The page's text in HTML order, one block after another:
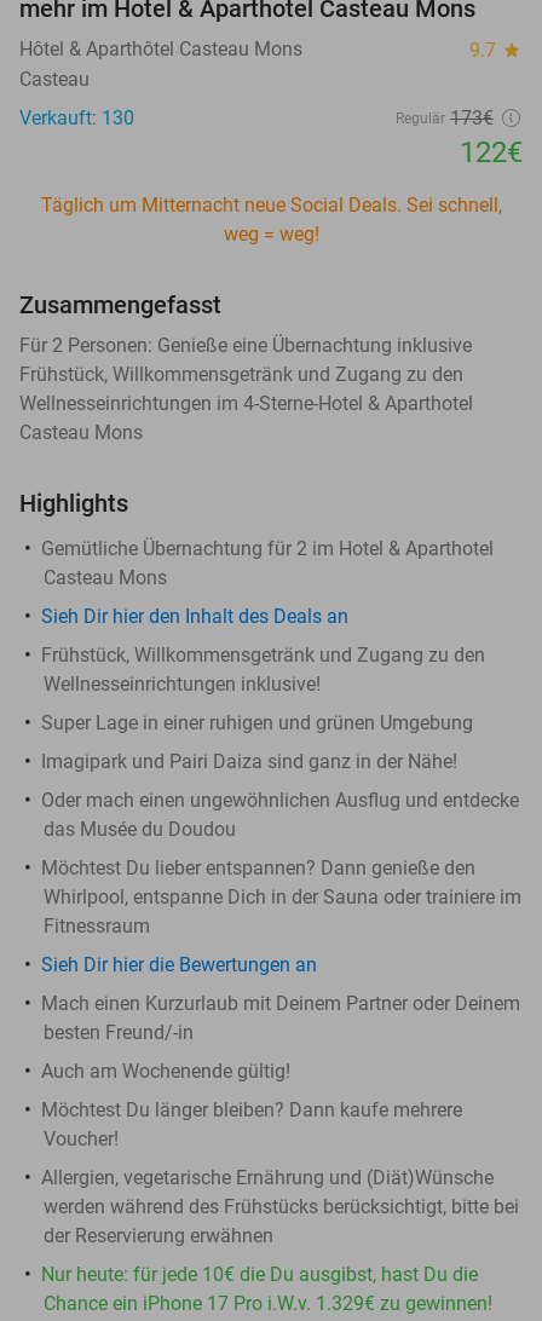
mehr im Hotel & Aparthotel Casteau Mons
Hôtel & Aparthôtel Casteau Mons 9.7 star
Casteau
Verkauft: 130
Regulär 173€
122€
Täglich um Mitternacht neue Social Deals. Sei schnell,
weg = weg!
Zusammengefasst
Für 2 Personen: Genieße eine Übernachtung inklusive
Frühstück, Willkommensgetränk und Zugang zu den
Wellnesseinrichtungen im 4-Sterne-Hotel & Aparthotel
Casteau Mons
Highlights
Gemütliche Übernachtung für 2 im Hotel & Aparthotel
Casteau Mons
Sieh Dir hier den Inhalt des Deals an
Frühstück, Willkommensgetränk und Zugang zu den
Wellnesseinrichtungen inklusive!
Super Lage in einer ruhigen und grünen Umgebung
Imagipark und Pairi Daiza sind ganz in der Nähe!
Oder mach einen ungewöhnlichen Ausflug und entdecke
das Musée du Doudou
Möchtest Du lieber entspannen? Dann genieße den
Whirlpool, entspanne Dich in der Sauna oder trainiere im
Fitnessraum
Sieh Dir hier die Bewertungen an
Mach einen Kurzurlaub mit Deinem Partner oder Deinem
besten Freund/-in
Auch am Wochenende gültig!
Möchtest Du länger bleiben? Dann kaufe mehrere
Voucher!
Allergien, vegetarische Ernährung und (Diät)Wünsche
werden während des Frühstücks berücksichtigt, bitte bei
der Reservierung erwähnen
Nur heute: für jede 10€ die Du ausgibst, hast Du die
Chance ein iPhone 17 Pro i.W.v. 1.329€ zu gewinnen!